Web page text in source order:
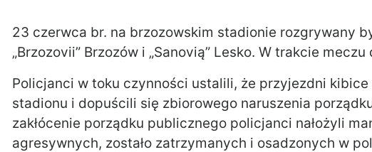
23 czerwca br. na brzozowskim stadionie rozgrywany
„Brzozovii” Brzozów i „Sanovią” Lesko. W trakcie meczu
Policjanci w toku czynności ustalili, że przyjezdni
stadionu i dopuścili się zbiorowego naruszenia
zakłócenie porządku publicznego policjanci nałożyli
agresywnych, zostało zatrzymanych i osadzonych w